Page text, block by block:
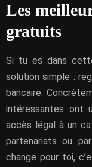
Les
gratuits
Si tu es dans
solution simple :
bancaire.
intéressantes ont
accès légal à un
partenariats ou
change pour toi,